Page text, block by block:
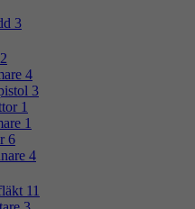
3
2
4
3
1
1
6
4
11